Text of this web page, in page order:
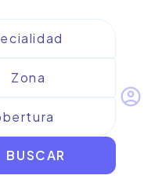
BUSCAR
account_circle